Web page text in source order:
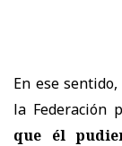
En ese
la Federación
que él